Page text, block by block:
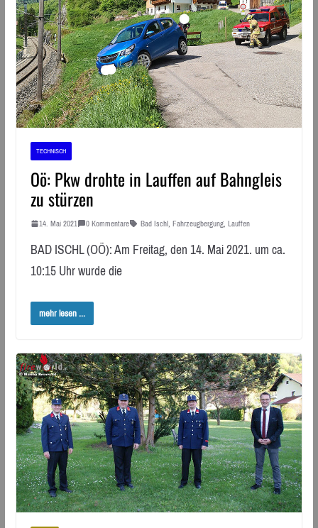
TECHNISCH
Oö: Pkw drohte in Lauffen auf Bahngleis
zu stürzen
14. Mai 2021 0 Kommentare Bad Ischl, Fahrzeugbergung, Lauffen
BAD ISCHL (OÖ): Am Freitag, den 14. Mai 2021. um ca.
10:15 Uhr wurde die
mehr lesen ...